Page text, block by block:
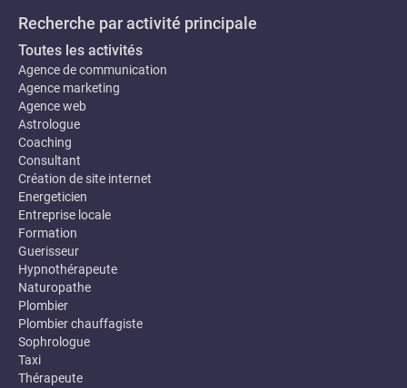
Recherche par activité principale
Toutes les activités
Agence de communication
Agence marketing
Agence web
Astrologue
Coaching
Consultant
Création de site internet
Energeticien
Entreprise locale
Formation
Guerisseur
Hypnothérapeute
Naturopathe
Plombier
Plombier chauffagiste
Sophrologue
Taxi
Thérapeute